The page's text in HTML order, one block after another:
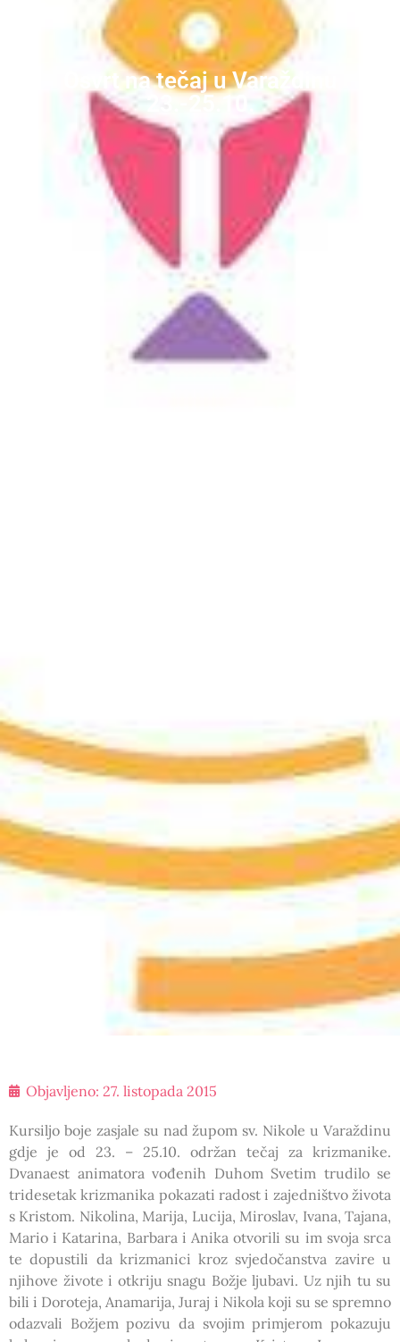
Osvrt na tečaj u Varaždinu
23.-25.10.
Objavljeno: 27. listopada 2015
Kursiljo boje zasjale su nad župom sv. Nikole u Varaždinu
gdje je od 23. – 25.10. održan tečaj za krizmanike.
Dvanaest animatora vođenih Duhom Svetim trudilo se
tridesetak krizmanika pokazati radost i zajedništvo života
s Kristom. Nikolina, Marija, Lucija, Miroslav, Ivana, Tajana,
Mario i Katarina, Barbara i Anika otvorili su im svoja srca
te dopustili da krizmanici kroz svjedočanstva zavire u
njihove živote i otkriju snagu Božje ljubavi. Uz njih tu su
bili i Doroteja, Anamarija, Juraj i Nikola koji su se spremno
odazvali Božjem pozivu da svojim primjerom pokazuju